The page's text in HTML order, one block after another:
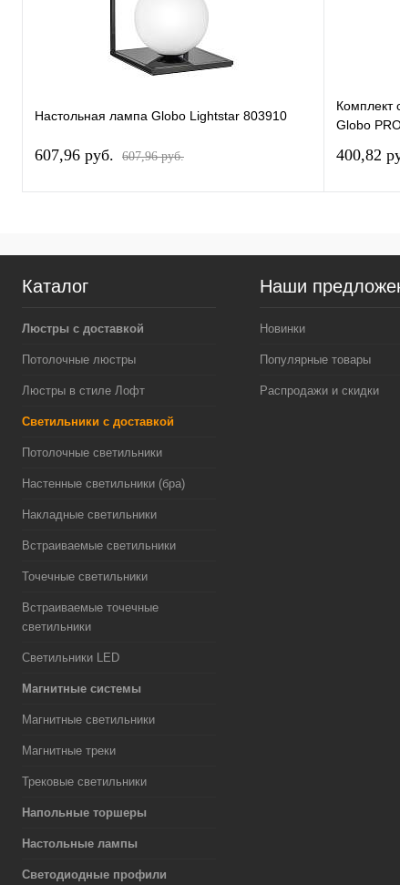
Настольная лампа Globo Lightstar 803910
607,96 pуб. 607,96 pуб.
Комплект
Globo
400,82
Каталог
Люстры с доставкой
Потолочные люстры
Люстры в стиле Лофт
Светильники с доставкой
Потолочные светильники
Настенные светильники (бра)
Накладные светильники
Встраиваемые светильники
Точечные светильники
Встраиваемые точечные
светильники
Светильники LED
Магнитные системы
Магнитные светильники
Магнитные треки
Трековые светильники
Напольные торшеры
Настольные лампы
Светодиодные профили
Наши
Новинки
Популярные товары
Распродажи и скидки